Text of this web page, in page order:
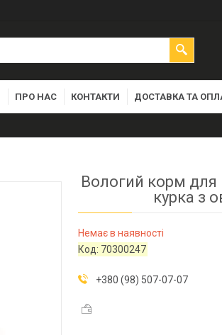
ПРО НАС КОНТАКТИ ДОСТАВКА ТА
Вологий корм для
курка з
Немає в наявності
Код: 70300247
+380 (98) 507-07-07